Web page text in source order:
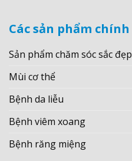
Các sản phẩm chính
Sản phẩm chăm sóc sắc đẹp
Mùi cơ thể
Bệnh da liễu
Bệnh viêm xoang
Bệnh răng miệng